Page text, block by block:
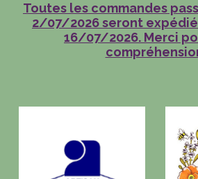
Toutes les commandes
2/07/2026 seront
16/07/2026. Merci